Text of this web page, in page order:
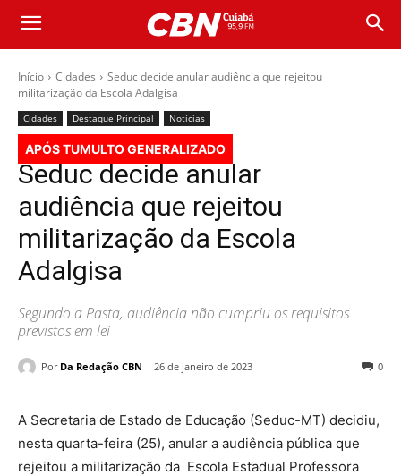
Início Cidades
Seduc decide anular audiência que rejeitou
militarização da Escola Adalgisa
Cidades Destaque Principal Notícias
APÓS TUMULTO GENERALIZADO
Seduc decide anular
audiência que rejeitou
militarização da Escola
Adalgisa
Segundo a Pasta, audiência não cumpriu os requisitos
previstos em lei
Por Da Redação CBN 26 de janeiro de 2023 0
A Secretaria de Estado de Educação (Seduc-MT) decidiu,
nesta quarta-feira (25), anular a audiência pública que
rejeitou a militarização da Escola Estadual Professora